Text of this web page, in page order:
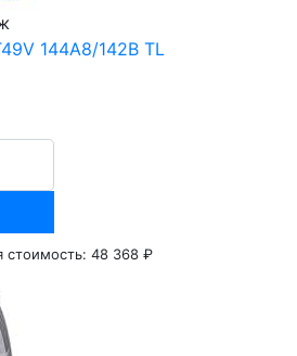
144А8/142В TL
стоимость: 48 368 ₽